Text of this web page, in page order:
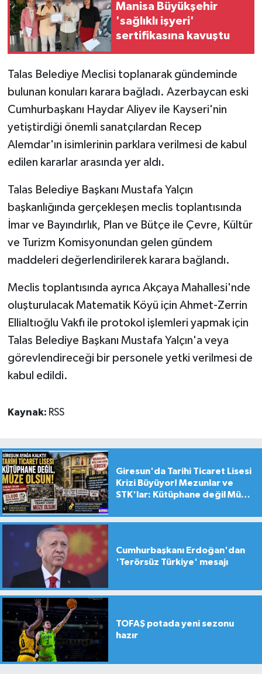
Manisa Büyükşehir
'sağlıklı işyeri'
sertifikasına kavuştu
Talas Belediye Meclisi toplanarak gündeminde
bulunan konuları karara bağladı. Azerbaycan eski
Cumhurbaşkanı Haydar Aliyev ile Kayseri'nin
yetiştirdiği önemli sanatçılardan Recep
Alemdar'ın isimlerinin parklara verilmesi de kabul
edilen kararlar arasında yer aldı.
Talas Belediye Başkanı Mustafa Yalçın
başkanlığında gerçekleşen meclis toplantısında
İmar ve Bayındırlık, Plan ve Bütçe ile Çevre, Kültür
ve Turizm Komisyonundan gelen gündem
maddeleri değerlendirilerek karara bağlandı.
Meclis toplantısında ayrıca Akçaya Mahallesi'nde
oluşturulacak Matematik Köyü için Ahmet-Zerrin
Ellialtıoğlu Vakfı ile protokol işlemleri yapmak için
Talas Belediye Başkanı Mustafa Yalçın'a veya
görevlendireceği bir personele yetki verilmesi de
kabul edildi.
Kaynak: RSS
Giresun'da Tarihi Ticaret Lisesi
Krizi Büyüyor! Mezunlar ve
STK'lar: Kütüphane değil Müze
Cumhurbaşkanı Erdoğan'dan
'Terörsüz Türkiye' mesajı
TOFAŞ potada yeni sezonu
hazır